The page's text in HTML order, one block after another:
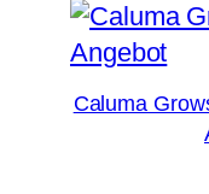
Angebot
Caluma